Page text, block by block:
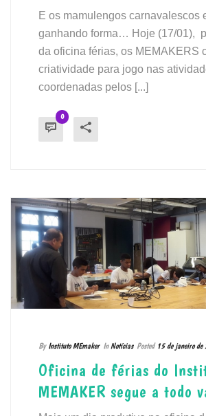
E os mamulengos carnavalescos
ganhando forma… Hoje (17/01),
da oficina férias, os MEMAKERS
criatividade para jogo nas
coordenadas pelos [...]
0
By Instituto MEmaker In Notícias Posted 15 de janeiro
Oficina de férias do
MEMAKER segue a todo